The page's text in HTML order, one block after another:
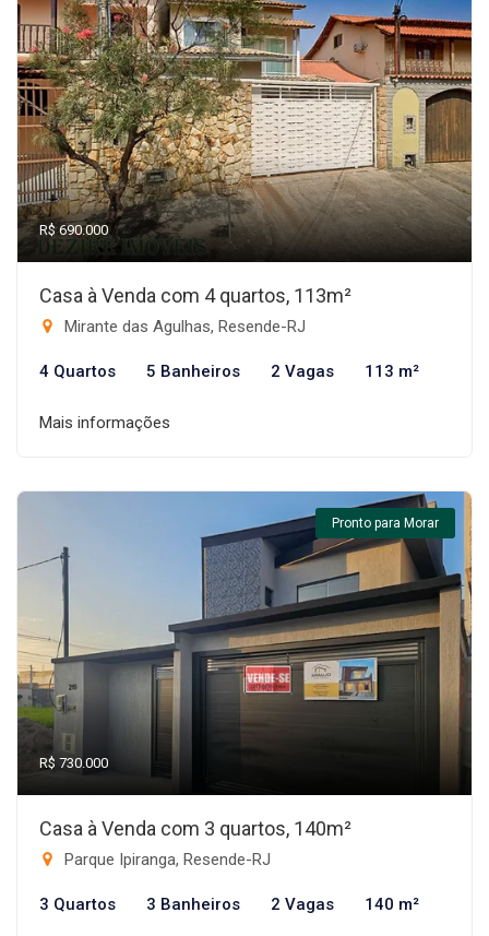
R$ 690.000
Casa à Venda com 4 quartos, 113m²
Mirante das Agulhas, Resende-RJ
4 Quartos 5 Banheiros 2 Vagas 113 m²
Mais informações
Pronto para Morar
R$ 730.000
Casa à Venda com 3 quartos, 140m²
Parque Ipiranga, Resende-RJ
3 Quartos 3 Banheiros 2 Vagas 140 m²